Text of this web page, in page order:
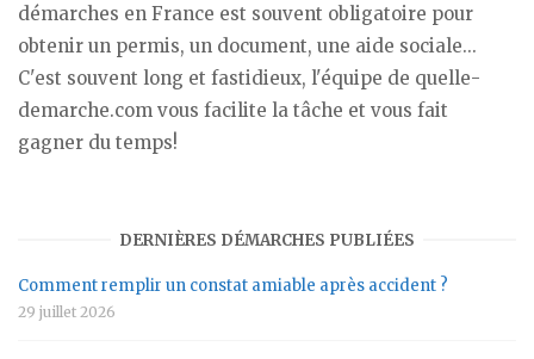
démarches en France est souvent obligatoire pour
obtenir un permis, un document, une aide sociale...
C'est souvent long et fastidieux, l'équipe de quelle-
demarche.com vous facilite la tâche et vous fait
gagner du temps!
DERNIÈRES DÉMARCHES PUBLIÉES
Comment remplir un constat amiable après accident ?
29 juillet 2026